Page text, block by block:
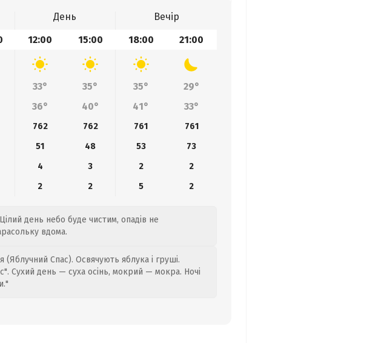
День
Вечір
12:00 15:00 18:00 21:00
33° 35° 35°
29°
36° 40° 41° 33°
762 762 761
761
51 48 53
73
4 3 2
2
2 2 5 2
Цілий день небо буде чистим, опадів не
вдома.
Спас). Освячують яблука і груші.
Сухий день — суха осінь, мокрий — мокра. Ночі